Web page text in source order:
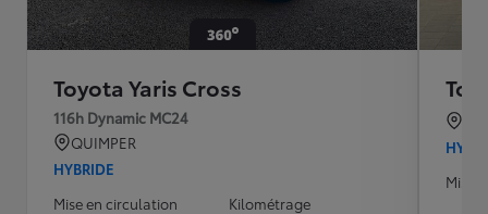
Toyota Yaris Cross
116h Dynamic MC24
QUIMPER
HYBRIDE
Mise en circulation
Kilométrage
Mise